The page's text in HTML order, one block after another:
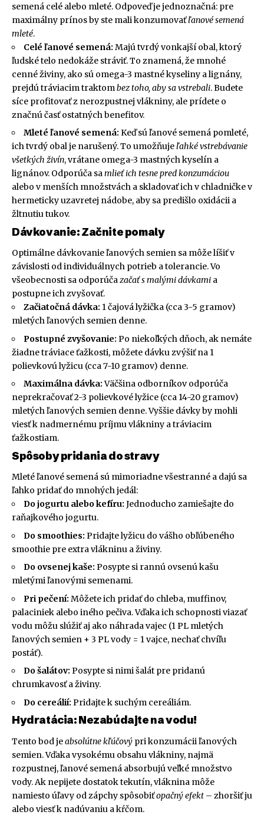
semená celé alebo mleté. Odpoveď je jednoznačná: pre
maximálny prínos by ste mali konzumovaťľanové semená
mleté.
Celé ľanové semená: Majú tvrdý vonkajší obal, ktorý
ľudské telo nedokáže stráviť. To znamená, že mnohé
cenné živiny, ako sú omega-3 mastné kyseliny a lignány,
prejdú tráviacim traktombez toho, aby sa vstrebali. Budete
síce profitovať z nerozpustnej vlákniny, ale prídete o
značnú časť ostatných benefitov.
Mleté ľanové semená: Keď sú ľanové semená pomleté,
ich tvrdý obal je narušený. To umožňujeľahké vstrebávanie
všetkých živín, vrátane omega-3 mastných kyselín a
lignánov. Odporúča samlieť ich tesne pred konzumáciou
alebo v menších množstvách a skladovať ich v chladničke v
hermeticky uzavretej nádobe, aby sa predišlo oxidácii a
žltnutiu tukov.
Dávkovanie: Začnite pomaly
Optimálne dávkovanie ľanových semien sa môže líšiť v
závislosti od individuálnych potrieb a tolerancie. Vo
všeobecnosti sa odporúčazačať s malými dávkami a
postupne ich zvyšovať.
Začiatočná dávka: 1 čajová lyžička (cca 3-5 gramov)
mletých ľanových semien denne.
Postupné zvyšovanie: Po niekoľkých dňoch, ak nemáte
žiadne tráviace ťažkosti, môžete dávku zvýšiť na 1
polievkovú lyžicu (cca 7-10 gramov) denne.
Maximálna dávka:Väčšina odborníkov odporúča
neprekračovať 2-3 polievkové lyžice (cca 14-20 gramov)
mletých ľanových semien denne. Vyššie dávky by mohli
viesť k nadmernému príjmu vlákniny a tráviacim
ťažkostiam.
Spôsoby pridania do stravy
Mleté ľanové semená sú mimoriadne všestranné a dajú sa
ľahko pridať do mnohých jedál:
Do jogurtu alebo kefíru: Jednoducho zamiešajte do
raňajkového jogurtu.
Do smoothies: Pridajte lyžicu do vášho obľúbeného
smoothie pre extra vlákninu a živiny.
Do ovsenej kaše: Posypte si rannú ovsenú kašu
mletými ľanovými semenami.
Pri pečení: Môžete ich pridať do chleba, muffinov,
palaciniek alebo iného pečiva. Vďaka ich schopnosti viazať
vodu môžu slúžiť aj ako náhrada vajec (1 PL mletých
ľanových semien + 3 PL vody = 1 vajce, nechať chvíľu
postáť).
Do šalátov: Posypte si nimi šalát pre pridanú
chrumkavosť a živiny.
Do cereálií: Pridajte k suchým cereáliám.
Hydratácia: Nezabúdajte na vodu!
Tento bod jeabsolútne kľúčový pri konzumácii ľanových
semien. Vďaka vysokému obsahu vlákniny, najmä
rozpustnej, ľanové semená absorbujú veľké množstvo
vody. Ak nepijete dostatok tekutín, vláknina môže
namiesto úľavy od zápchy spôsobiťopačný efekt – zhoršiť ju
alebo viesť k nadúvaniu a kŕčom.